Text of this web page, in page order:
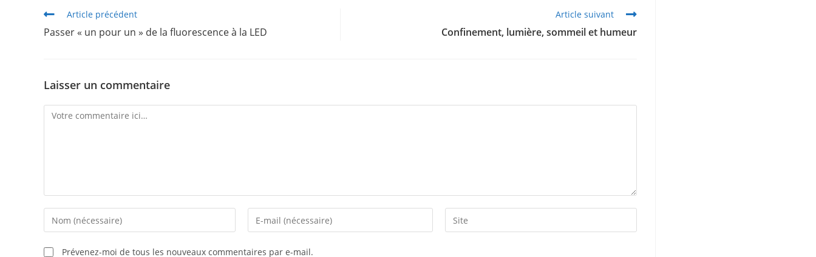
Article précédent
Passer « un pour un » de la fluorescence à la LED
Article suivant
Confinement, lumière, sommeil et humeur
Laisser un commentaire
Prévenez-moi de tous les nouveaux commentaires par e-mail.